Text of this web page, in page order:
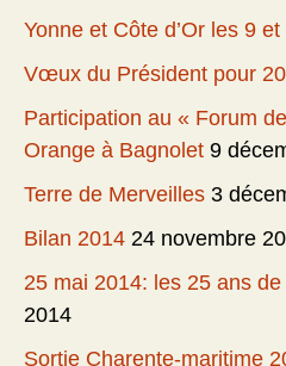
Yonne et Côte d’Or les 9 et
Vœux du Président pour
Participation au « Forum
Orange à Bagnolet 9
Terre de Merveilles 3
Bilan 2014 24 novembre
25 mai 2014: les 25 ans
2014
Sortie Charente-maritime